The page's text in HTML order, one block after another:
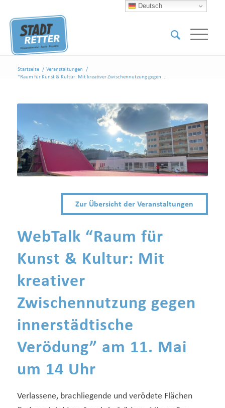
Startseite / Veranstaltungen
/
“Raum für Kunst & Kultur: Mit kreativer Zwischennutzung gegen ...
Zur Übersicht der Veranstaltungen
WebTalk “Raum für
Kunst & Kultur: Mit
kreativer
Zwischennutzung gegen
innerstädtische
Verödung” am 11. Mai
um 14 Uhr
Verlassene, brachliegende und verödete Flächen
Deutsch